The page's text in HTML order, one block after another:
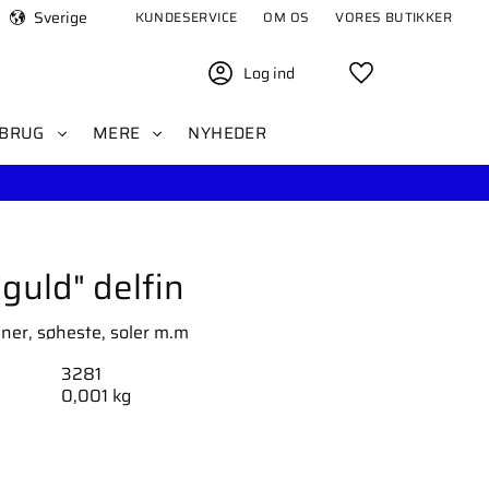
Sverige KUNDESERVICE OM OS VORES BUTIKKER
Log ind
MERE NYHEDER
delfin
søheste, soler m.m
3281
0,001 kg